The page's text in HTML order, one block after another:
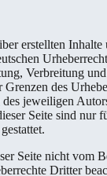
erstellten Inhalte
Verbreitung
des
jeweiligen
Seite sind nur
Seite nicht vom
Dritter